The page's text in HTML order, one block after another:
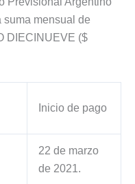
suma mensual de
DIECINUEVE ($
Inicio de pago
22 de marzo
de 2021.